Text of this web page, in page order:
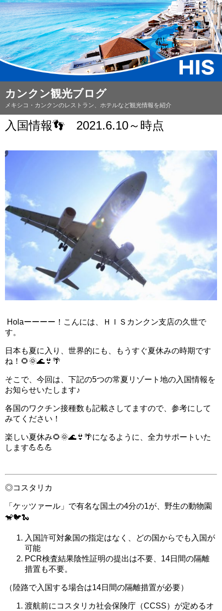
カンクン観光ブログ
メキシコ・カンクンのレストラン、ホテルなど観光情報を紹介
入国情報👣 2021.6.10～時点
Holaーーーー！こんには、ＨＩＳカンクン支店の久世で
す。
日本も夏に入り、世界的にも、もうすぐ夏休みの時期です
ね！🌻🌞🌊👙🌴
そこで、今回は、下記の5つの常夏リゾート地の入国情報を
お知らせいたします♪
各国のワクチン接種数も記載さしてますので、参考にして
みてください！
楽しい夏休み🌻🌞🌊👙🌴になるように、全力サポートいた
します💪💪💪
◎コスタリカ
「ケッツァール」で有名な国土の4分の1が、野生の動物園
🐒🐦🐍
入国許可対象国の指定はなく、どの国からでも入国が
可能
PCR検査結果陰性証明の提出は不要、14日間の隔離
措置も不要。
（陸路で入国する場合は14日間の隔離措置が必要）
渡航前に コスタリカ社会保険庁（CCSS）が定めるオ